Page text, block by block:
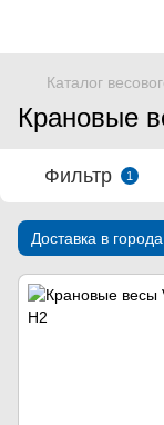
Каталог
Крановые
Фильтр 1
Доставка в города